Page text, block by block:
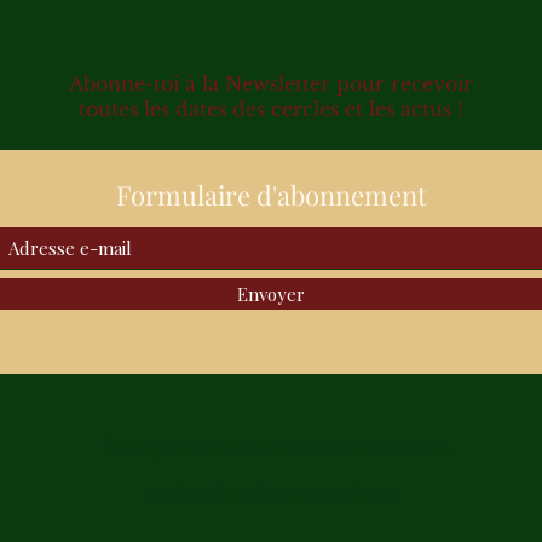
VOIS COMME TU ES BELLE !
Abonne-toi à la Newsletter pour recevoir
toutes les dates des cercles et les actus !
Formulaire d'abonnement
Envoyer